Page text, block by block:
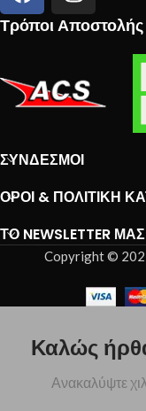
Τρόποι Αποστολής
ΣΎΝΔΕΣΜΟΙ
ΌΡΟΙ & ΠΟΛΙΤΙΚΉ
ΤΟ NEWSLETTER ΜΑΣ
Copyright ©
Καλώς
Ανακαλύψτε